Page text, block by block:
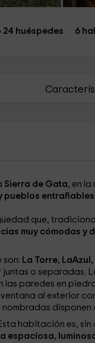
24 huéspedes 6
Sierra de Gata, en
pueblos
que,
muy cómodas y
son: La Torre,
juntas o separadas.
paredes en
al exterior
disponen
habitación es,
espaciosa,